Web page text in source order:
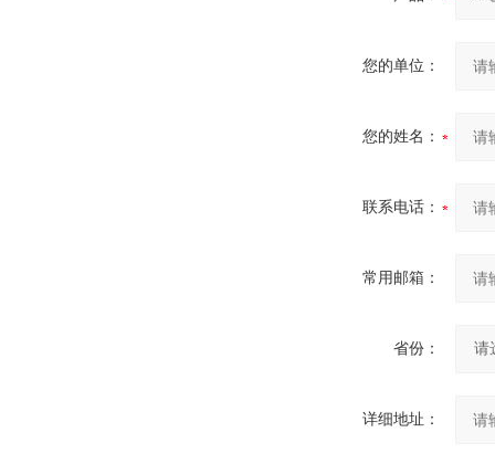
您的单位：
您的姓名：
联系电话：
常用邮箱：
省份：
详细地址：